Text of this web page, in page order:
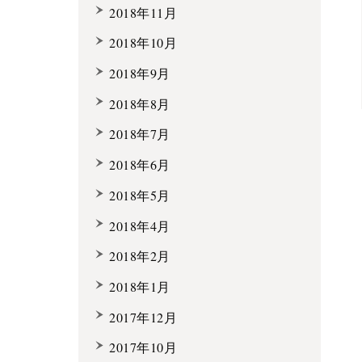
2018年11月
2018年10月
2018年9月
2018年8月
2018年7月
2018年6月
2018年5月
2018年4月
2018年2月
2018年1月
2017年12月
2017年10月